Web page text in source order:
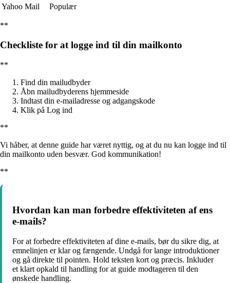
Yahoo Mail
Populær
**
Checkliste for at logge ind til din mailkonto
**
Find din mailudbyder
Åbn mailudbyderens hjemmeside
Indtast din e-mailadresse og adgangskode
Klik på Log ind
**
Vi håber, at denne guide har været nyttig, og at du nu kan logge ind til
din mailkonto uden besvær. God kommunikation!
**
Hvordan kan man forbedre effektiviteten af ens
e-mails?
For at forbedre effektiviteten af dine e-mails, bør du sikre dig, at
emnelinjen er klar og fængende. Undgå for lange introduktioner
og gå direkte til pointen. Hold teksten kort og præcis. Inkluder
et klart opkald til handling for at guide modtageren til den
ønskede handling.